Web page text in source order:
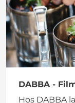
DABBA -
Hos DABBA